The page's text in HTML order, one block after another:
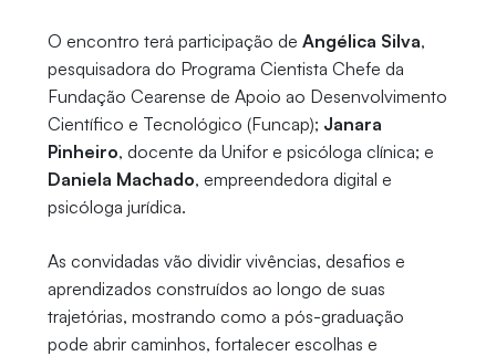
O encontro terá participação de Angélica Silva,
pesquisadora do Programa Cientista Chefe da
Fundação Cearense de Apoio ao Desenvolvimento
Científico e Tecnológico (Funcap); Janara
Pinheiro, docente da Unifor e psicóloga clínica; e
Daniela Machado, empreendedora digital e
psicóloga jurídica.
As convidadas vão dividir vivências, desafios e
aprendizados construídos ao longo de suas
trajetórias, mostrando como a pós-graduação
pode abrir caminhos, fortalecer escolhas e